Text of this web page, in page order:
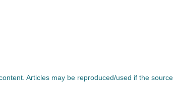
Articles may be reproduced/used if the source